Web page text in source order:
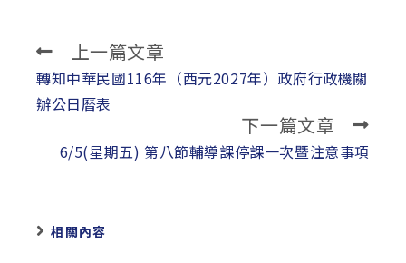
Read
more
articles
上一篇文章
轉知中華民國116年（西元2027年）政府行政機關
辦公日曆表
下一篇文章
6/5(星期五) 第八節輔導課停課一次暨注意事項
相關內容